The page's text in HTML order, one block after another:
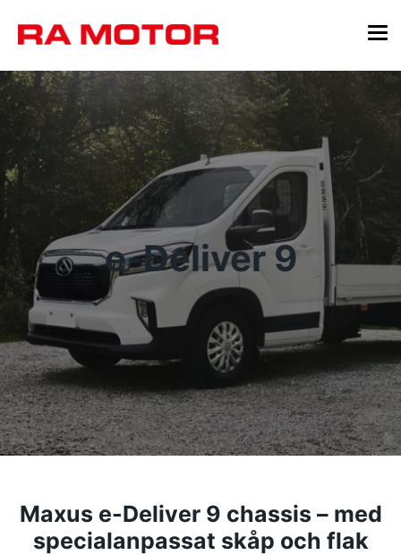
e-Deliver 9
Maxus e-Deliver 9 chassis – med
specialanpassat skåp och flak